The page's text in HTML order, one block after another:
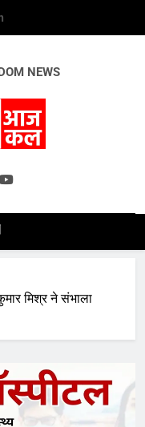
NEWS
Kal
मिश्र ने संभाला